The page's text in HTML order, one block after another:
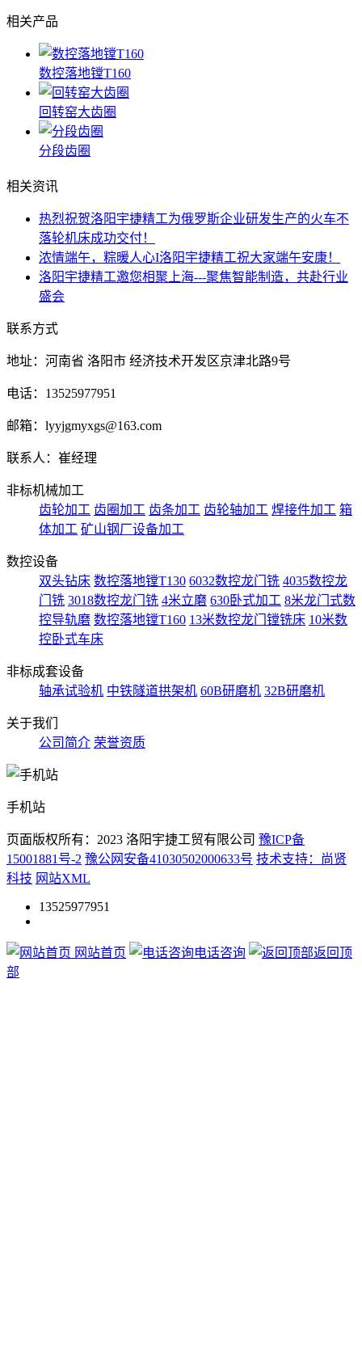
相关产品
数控落地镗T160
回转窑大齿圈
分段齿圈
相关资讯
热烈祝贺洛阳宇捷精工为俄罗斯企业研发生产的火车不
落轮机床成功交付！
浓情端午，粽暖人心I洛阳宇捷精工祝大家端午安康！
洛阳宇捷精工邀您相聚上海---聚焦智能制造，共赴行业
盛会
联系方式
地址：河南省 洛阳市 经济技术开发区京津北路9号
电话：13525977951
邮箱：lyyjgmyxgs@163.com
联系人：崔经理
非标机械加工
齿轮加工 齿圈加工 齿条加工 齿轮轴加工 焊接件加工 箱
体加工 矿山钢厂设备加工
数控设备
双头钻床 数控落地镗T130 6032数控龙门铣 4035数控龙
门铣 3018数控龙门铣 4米立磨 630卧式加工 8米龙门式数
控导轨磨 数控落地镗T160 13米数控龙门镗铣床 10米数
控卧式车床
非标成套设备
轴承试验机 中铁隧道拱架机 60B研磨机 32B研磨机
关于我们
公司简介 荣誉资质
手机站
页面版权所有：2023 洛阳宇捷工贸有限公司 豫ICP备
15001881号-2 豫公网安备41030502000633号 技术支持：尚贤
科技 网站XML
13525977951
网站首页 电话咨询
返回顶
部